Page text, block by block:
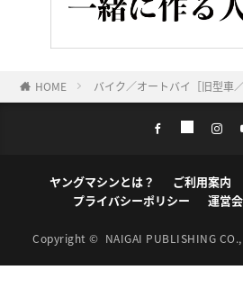
HOME バイク／オートバイ［旧型車
ヤングマシンとは？ ご利用案内
プライバシーポリシー
運営
Copyright © NAIGAI PUBLISHING